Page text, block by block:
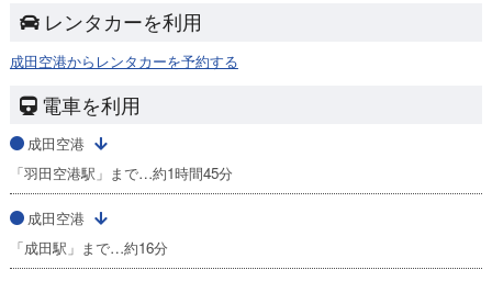
レンタカーを利用
成田空港からレンタカーを予約する
電車を利用
成田空港
「羽田空港駅」まで…約1時間45分
成田空港
「成田駅」まで…約16分